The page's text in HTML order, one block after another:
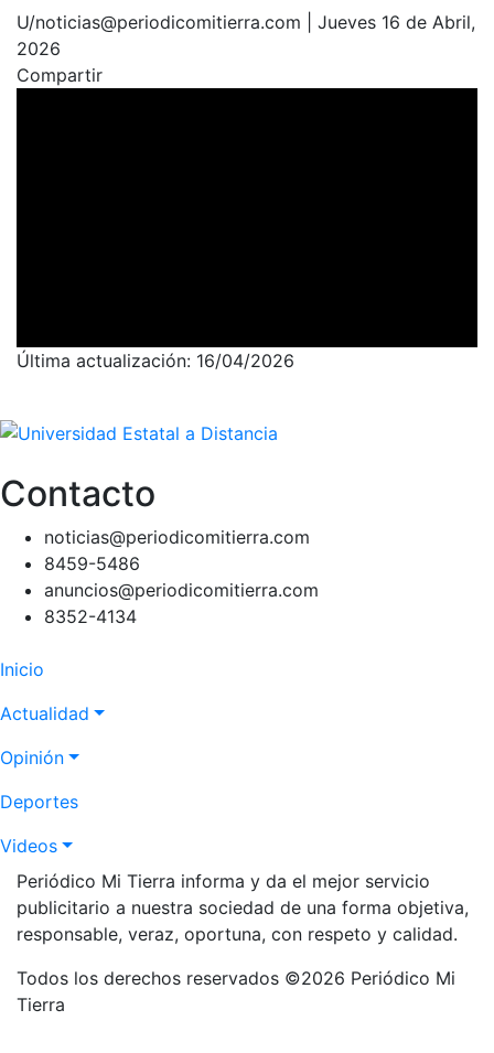
U/noticias@periodicomitierra.com | Jueves 16 de Abril,
2026
Compartir
Última actualización: 16/04/2026
Contacto
noticias@periodicomitierra.com
8459-5486
anuncios@periodicomitierra.com
8352-4134
Navegación
principal
Inicio
Actualidad
Opinión
Deportes
Videos
Periódico Mi Tierra informa y da el mejor servicio
publicitario a nuestra sociedad de una forma objetiva,
responsable, veraz, oportuna, con respeto y calidad.
Todos los derechos reservados ©2026 Periódico Mi
Tierra